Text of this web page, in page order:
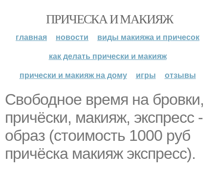
ПРИЧЕСКА И МАКИЯЖ
главная новости
виды макияжа и причесок
как делать прически и макияж
прически и макияж на дому
игры отзывы
Свободное время на бровки,
причёски, макияж, экспресс -
образ (стоимость 1000 руб
причёска макияж экспресс).